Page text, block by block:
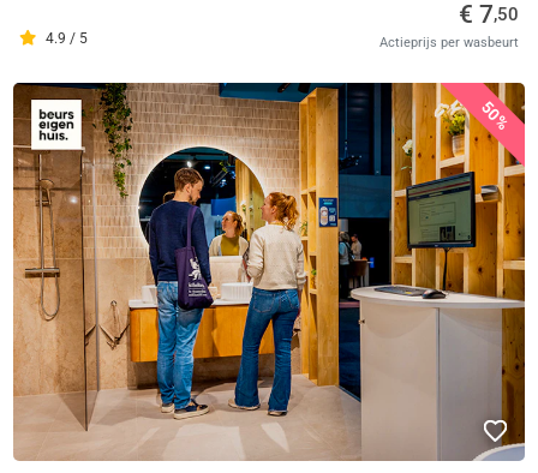
4.9 / 5
€ 7,50
Actieprijs per wasbeurt
50%